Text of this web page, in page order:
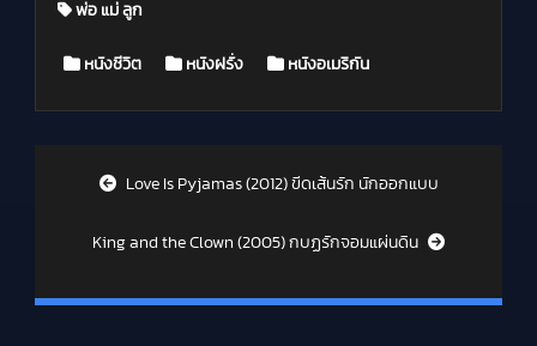
พ่อ แม่ ลูก
Posted in
หนังชีวิต หนังฝรั่ง หนังอเมริกัน
Post navigationLove Is Pyjamas (2012) ขีดเส้นรัก นักออกแบบ
King and the Clown (2005) กบฏรักจอมแผ่นดิน